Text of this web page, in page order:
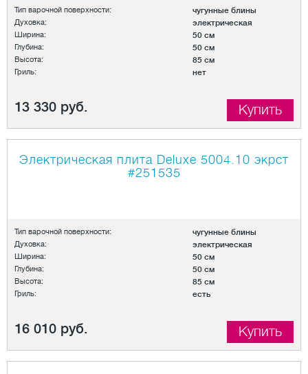
Тип варочной поверхности: чугунные блины
Духовка: электрическая
Ширина: 50 см
Глубина: 50 см
Высота: 85 см
Гриль: нет
13 330 руб. Купить
Электрическая плита Deluxe 5004.10 экрст
#251535
Тип варочной поверхности: чугунные блины
Духовка: электрическая
Ширина: 50 см
Глубина: 50 см
Высота: 85 см
Гриль: есть
16 010 руб. Купить